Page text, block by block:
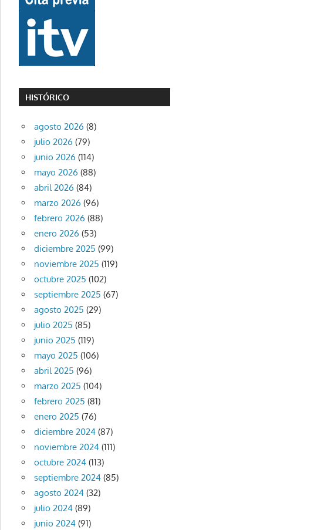
HISTÓRICO
agosto 2026 (8)
julio 2026 (79)
junio 2026 (114)
mayo 2026 (88)
abril 2026 (84)
marzo 2026 (96)
febrero 2026 (88)
enero 2026 (53)
diciembre 2025 (99)
noviembre 2025 (119)
octubre 2025 (102)
septiembre 2025 (67)
agosto 2025 (29)
julio 2025 (85)
junio 2025 (119)
mayo 2025 (106)
abril 2025 (96)
marzo 2025 (104)
febrero 2025 (81)
enero 2025 (76)
diciembre 2024(87)
noviembre 2024(111)
octubre 2024(113)
septiembre 2024(85)
agosto 2024(32)
julio 2024(89)
junio 2024(91)